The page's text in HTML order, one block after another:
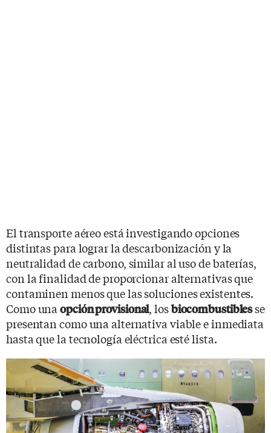
El transporte aéreo está investigando opciones
distintas para lograr la descarbonización y la
neutralidad de carbono, similar al uso de baterías,
con la finalidad de proporcionar alternativas que
contaminen menos que las soluciones existentes.
Como unaopción provisional, losbiocombustiblesse
presentan como una alternativa viable e inmediata
hasta que la tecnología eléctrica esté lista.